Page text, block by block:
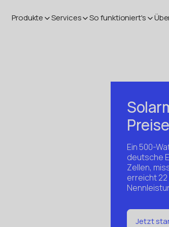
Produkte Services So funktioniert's
Ein 500-
deutsche
Zellen,
erreicht
Jetzt